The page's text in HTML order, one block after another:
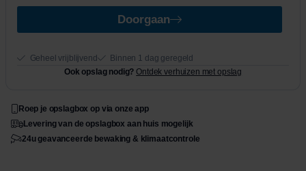
Doorgaan
Geheel vrijblijvend
Binnen 1 dag geregeld
Ook opslag nodig? Ontdek verhuizen met opslag
Roep je opslagbox op via onze app
Levering van de opslagbox aan huis mogelijk
24u geavanceerde bewaking & klimaatcontrole